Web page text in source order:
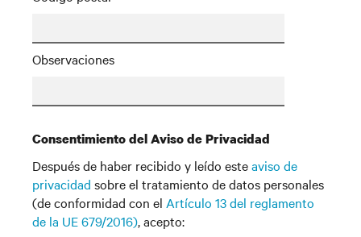
Observaciones
Consentimiento del Aviso de Privacidad
Después de haber recibido y leído esteaviso de
privacidad sobre el tratamiento de datos personales
(de conformidad con el Artículo 13 del reglamento
de la UE 679/2016), acepto: